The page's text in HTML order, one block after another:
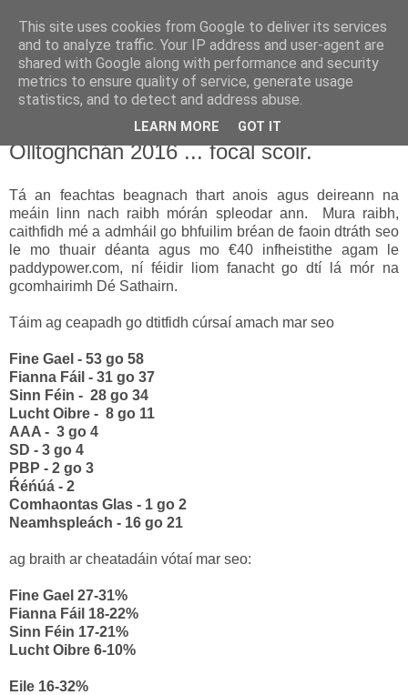
Uathachas in Éirinn
Ar aghaidh go deo go mbeirimid bua!
Olltoghchán 2016 ... focal scoir.
Tá an feachtas beagnach thart anois agus deireann na
meáin linn nach raibh mórán spleodar ann. Mura raibh,
caithfidh mé a admháil go bhfuilim bréan de faoin dtráth seo
le mo thuair déanta agus mo €40 infheistithe agam le
paddypower.com, ní féidir liom fanacht go dtí lá mór na
gcomhairimh Dé Sathairn.
Táim ag ceapadh go dtitfidh cúrsaí amach mar seo
Fine Gael - 53 go 58
Fianna Fáil - 31 go 37
Sinn Féin - 28 go 34
Lucht Oibre - 8 go 11
AAA - 3 go 4
SD - 3 go 4
PBP - 2 go 3
Ŕéńúá - 2
Comhaontas Glas - 1 go 2
Neamhspleách - 16 go 21
ag braith ar cheatadáin vótaí mar seo:
Fine Gael 27-31%
Fianna Fáil 18-22%
Sinn Féin 17-21%
Lucht Oibre 6-10%
Eile 16-32%
This site uses cookies from Google to deliver its services
and to analyze traffic. Your IP address and user-agent are
shared with Google along with performance and security
metrics to ensure quality of service, generate usage
statistics, and to detect and address abuse.
LEARN MORE GOT IT